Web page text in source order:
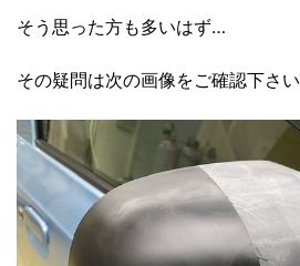
そう思った方も多いはず…
その疑問は次の画像をご確認下さい